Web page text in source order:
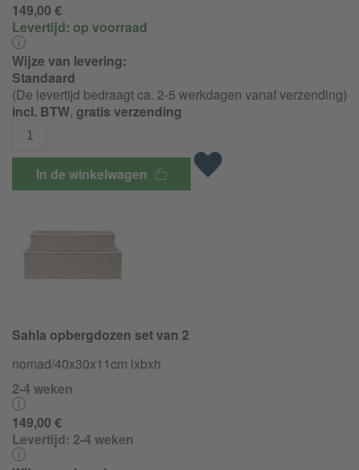
149,00 €
Levertijd: op voorraad
Wijze van levering:
Standaard
(De levertijd bedraagt ca. 2-5 werkdagen vanaf verzending)
incl. BTW, gratis verzending
In de winkelwagen
Sahla opbergdozen set van 2
nomad/40x30x11cm lxbxh
2-4 weken
149,00 €
Levertijd: 2-4 weken